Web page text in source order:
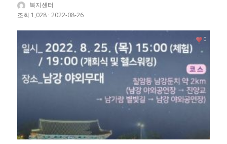
복지센터
조회 1,028 · 2022-08-26
0